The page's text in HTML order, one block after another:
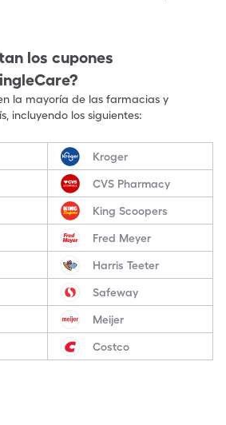
los cupones
la mayoría de las farmacias y
incluyendo los siguientes:
Kroger
CVS Pharmacy
King Scoopers
Fred Meyer
Harris Teeter
Safeway
Meijer
Costco